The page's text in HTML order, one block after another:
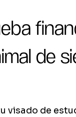
de
visado de